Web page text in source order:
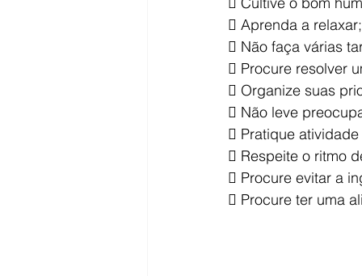
 Aprenda a relaxar;
 Não faça várias
 Procure resolver
 Organize suas
 Não leve
 Pratique
 Respeite o ritmo
 Procure evitar a
 Procure ter uma